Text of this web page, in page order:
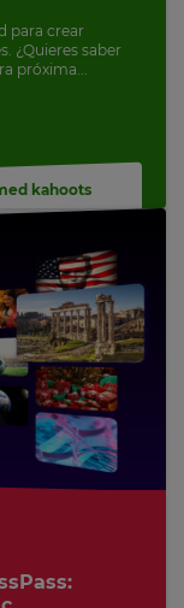
para crear
¿Quieres saber
próxima...
kahoots